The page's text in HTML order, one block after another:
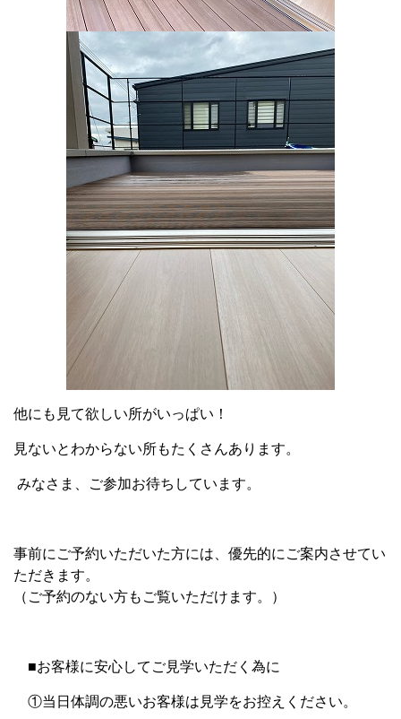
他にも見て欲しい所がいっぱい！
見ないとわからない所もたくさんあります。
みなさま、ご参加お待ちしています。
事前にご予約いただいた方には、優先的にご案内させてい
ただきます。
（ご予約のない方もご覧いただけます。）
■お客様に安心してご見学いただく為に
①当日体調の悪いお客様は見学をお控えください。